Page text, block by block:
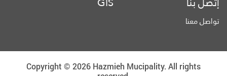
تواصل معنا
Copyright © 2026 Hazmieh Mucipality. All rights